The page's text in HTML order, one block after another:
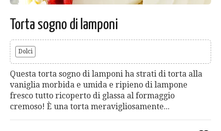
Torta sogno di lamponi
Dolci
Questa torta sogno di lamponi ha strati di torta alla
vaniglia morbida e umida e ripieno di lampone
fresco tutto ricoperto di glassa al formaggio
cremoso! È una torta meravigliosamente...